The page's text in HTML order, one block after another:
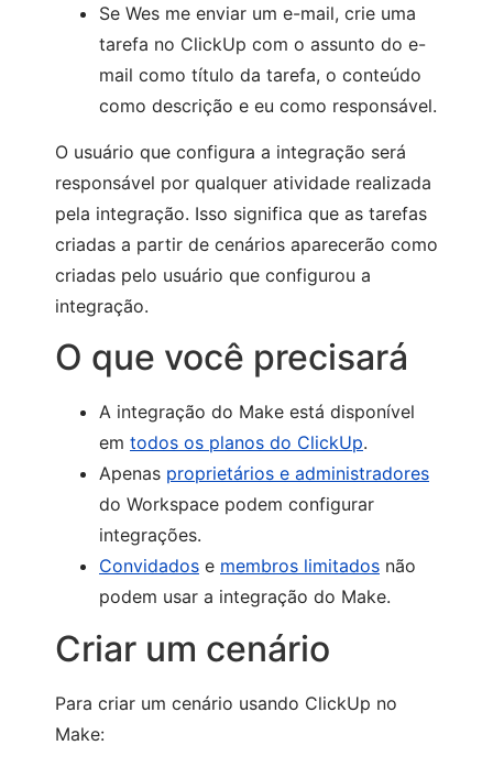
Se Wes me enviar um e-mail, crie uma
tarefa no ClickUp com o assunto do e-
mail como título da tarefa, o conteúdo
como descrição e eu como responsável.
O usuário que configura a integração será
responsável por qualquer atividade realizada
pela integração. Isso significa que as tarefas
criadas a partir de cenários aparecerão como
criadas pelo usuário que configurou a
integração.
O que você precisará
A integração do Make está disponível
em todos os planos do ClickUp.
Apenas proprietários e administradores
do Workspace podem configurar
integrações.
Convidados e membros limitados não
podem usar a integração do Make.
Criar um cenário
Para criar um cenário usando ClickUp no
Make: